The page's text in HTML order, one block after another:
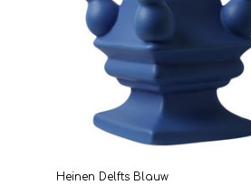
Heinen Delfts Blauw